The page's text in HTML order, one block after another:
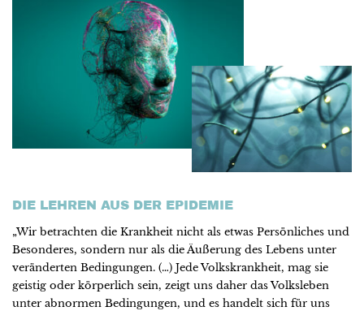
DIE LEHREN AUS DER EPIDEMIE
„Wir betrachten die Krankheit nicht als etwas Persönliches und
Besonderes, sondern nur als die Äußerung des Lebens unter
veränderten Bedingungen. (…) Jede Volkskrankheit, mag sie
geistig oder körperlich sein, zeigt uns daher das Volksleben
unter abnormen Bedingungen, und es handelt sich für uns